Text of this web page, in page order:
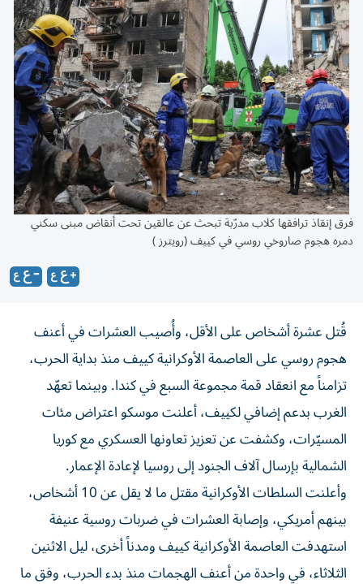
فرق إنقاذ ترافقها كلاب مدرّبة تبحث عن عالقين تحت أنقاض مبنى سكني
دمره هجوم صاروخي روسي في كييف (رويترز )
قُتل عشرة أشخاص على الأقل، وأُصيب العشرات في أعنف
هجوم روسي على العاصمة الأوكرانية كييف منذ بداية الحرب،
تزامناً مع انعقاد قمة مجموعة السبع في كندا. وبينما تعهّد
الغرب بدعم إضافي لكييف، أعلنت موسكو اعتراض مئات
المسيّرات، وكشفت عن تعزيز تعاونها العسكري مع كوريا
الشمالية بإرسال آلاف الجنود إلى روسيا لإعادة الإعمار.
وأعلنت السلطات الأوكرانية مقتل ما لا يقل عن 10 أشخاص،
بينهم أمريكي، وإصابة العشرات في ضربات روسية عنيفة
استهدفت العاصمة الأوكرانية كييف ومدناً أخرى، ليل الاثنين
الثلاثاء، في واحدة من أعنف الهجمات منذ بدء الحرب، وفق ما